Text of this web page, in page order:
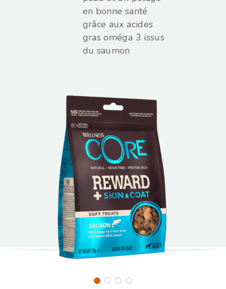
en bonne santé
grâce aux acides
gras oméga 3 issus
du saumon